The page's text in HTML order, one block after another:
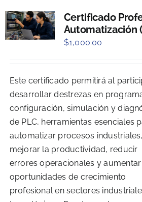
Certificado
Automatización
$1,000.00
Este certificado permitirá al
desarrollar destrezas en
configuración, simulación y
de PLC, herramientas esenciales
automatizar procesos industriales,
mejorar la productividad, reducir
errores operacionales y aumentar
oportunidades de crecimiento
profesional en sectores